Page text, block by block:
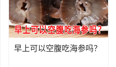
早上可以空腹吃海参吗？